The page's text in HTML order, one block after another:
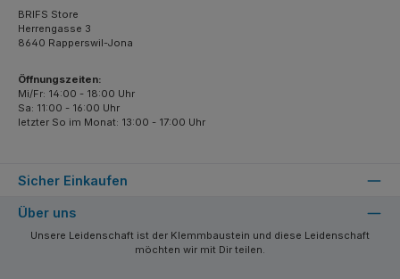
Sicher Einkaufen
BRIFS Store
Herrengasse 3
8640 Rapperswil-Jona
Öffnungszeiten:
Mi/Fr: 14:00 - 18:00 Uhr
Sa: 11:00 - 16:00 Uhr
letzter So im Monat: 13:00 - 17:00 Uhr
Über uns
Unsere Leidenschaft ist der Klemmbaustein und diese Leidenschaft
möchten wir mit Dir teilen.